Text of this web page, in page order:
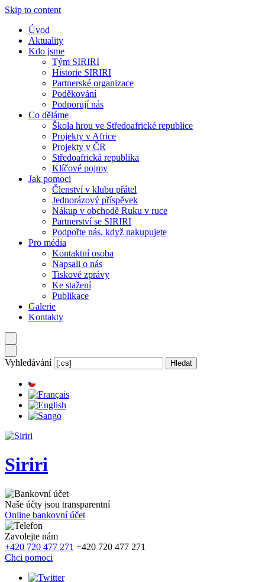
Skip to content
Úvod
Aktuality
Kdo jsme
Tým SIRIRI
Historie SIRIRI
Partnerské organizace
Poděkování
Podporují nás
Co děláme
Škola hrou ve Středoafrické republice
Projekty v Africe
Projekty v ČR
Středoafrická republika
Klíčové pojmy
Jak pomoci
Členství v klubu přátel
Jednorázový příspěvek
Nákup v obchodě Ruku v ruce
Partnerství se SIRIRI
Podpořte nás, když nakupujete
Pro média
Kontaktní osoba
Napsali o nás
Tiskové zprávy
Ke stažení
Publikace
Galerie
Kontakty
Vyhledávání
Siriri
Naše účty jsou transparentní
Online bankovní účet
Zavolejte nám
+420 720 477 271 +420 720 477 271
Chci pomoci